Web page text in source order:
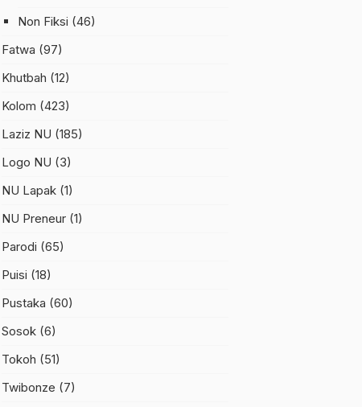
Non Fiksi (46)
Fatwa (97)
Khutbah (12)
Kolom (423)
Laziz NU (185)
Logo NU (3)
NU Lapak (1)
NU Preneur (1)
Parodi (65)
Puisi (18)
Pustaka (60)
Sosok (6)
Tokoh (51)
Twibonze (7)